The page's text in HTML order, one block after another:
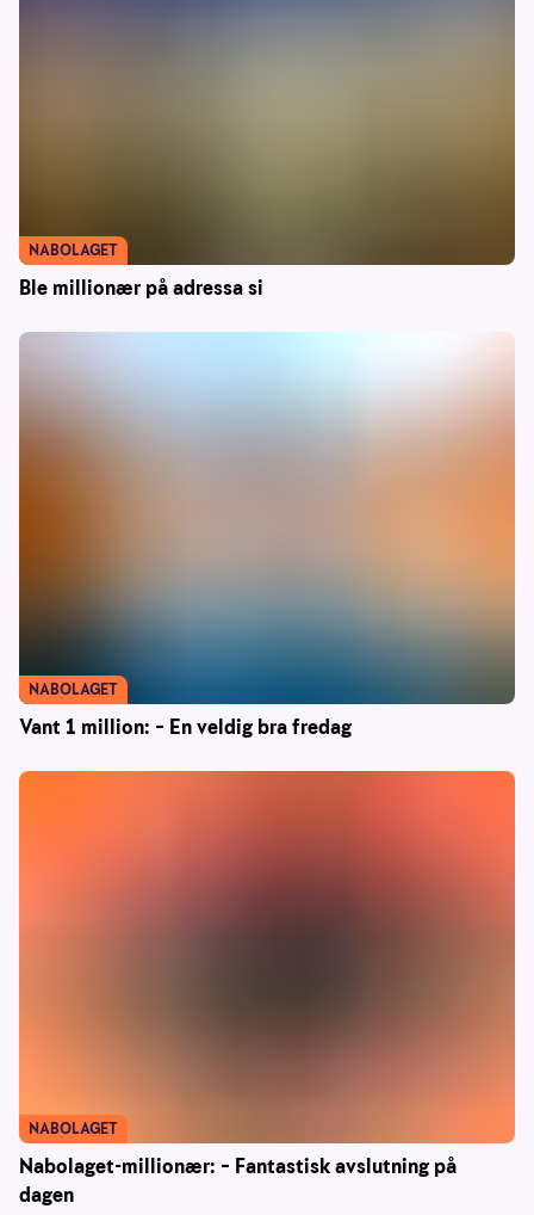
Ble millionær på adressa si
NABOLAGET
Vant 1 million: – En veldig bra fredag
NABOLAGET
Nabolaget-millionær: – Fantastisk avslutning på
dagen
NABOLAGET